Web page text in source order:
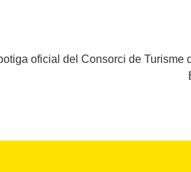
oficial del Consorci de